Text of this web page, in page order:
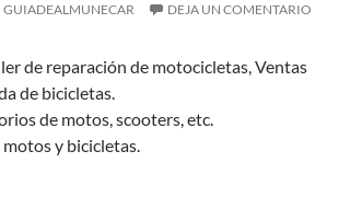
GUIADEALMUNECAR DEJA UN COMENTARIO
de reparación de motocicletas, Ventas
de bicicletas.
de motos, scooters, etc.
y bicicletas.